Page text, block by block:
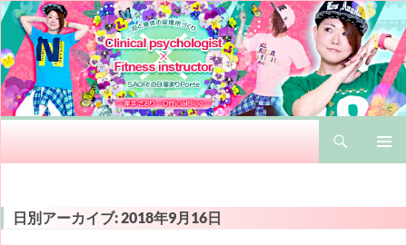
ン
ツ
日別アーカイブ: 2018年9月16日